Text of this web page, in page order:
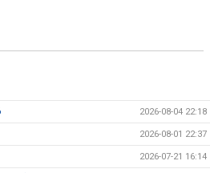
2026-08-04 22:18
2026-08-01 22:37
2026-07-21 16:14